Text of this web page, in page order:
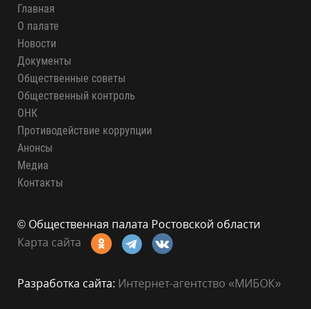
Главная
О палате
Новости
Документы
Общественные советы
Общественный контроль
ОНК
Противодействие коррупции
Анонсы
Медиа
Контакты
© Общественная палата Ростовской области
Карта сайта
Разработка сайта: Интернет-агентство «МИБОК»